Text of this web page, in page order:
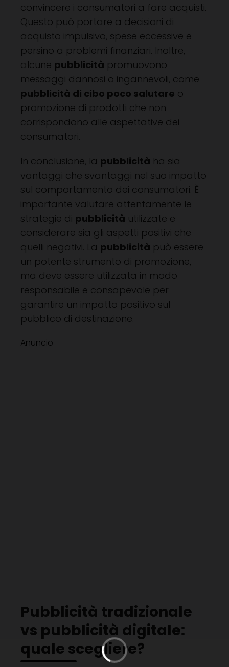
convincere i consumatori a fare acquisti.
Questo può portare a decisioni di
acquisto impulsivo, spese eccessive e
persino a problemi finanziari. Inoltre,
alcune pubblicità promuovono
messaggi dannosi o ingannevoli, come
pubblicità di cibo poco salutare o
promozione di prodotti che non
corrispondono alle aspettative dei
consumatori.
In conclusione, la pubblicità ha sia
vantaggi che svantaggi nel suo impatto
sul comportamento dei consumatori. È
importante valutare attentamente le
strategie di pubblicità utilizzate e
considerare sia gli aspetti positivi che
quelli negativi. La pubblicità può essere
un potente strumento di promozione,
ma deve essere utilizzata in modo
responsabile e consapevole per
garantire un impatto positivo sul
pubblico di destinazione.
Anuncio
Pubblicità tradizionale
vs pubblicità digitale:
quale scegliere?